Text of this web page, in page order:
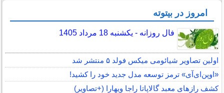
امروز در بیتوته
فال روزانه - یکشنبه 18 مرداد 1405
اولین تصاویر شیائومی میکس فولد ۵ منتشر شد
«اوپن‌ای‌آی» ترمز توسعه مدل جدید خود را کشید!
کشف رازهای معبد گالاپاتا راجا ویهارا (+تصاویر)